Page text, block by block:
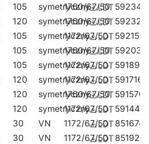
105 symetryczny
1760/67/50 592348
120 symetryczny
1760/67/50 592324
105 symetryczny
1172/67/50
592157
105 symetryczny
1760/67/50 592034
105 symetryczny
1172/67/50
591891
120 symetryczny
1172/67/50
591716
120 symetryczny
1760/67/50 591570
120 symetryczny
1172/67/50
591440
30 VN 1172/67/50
851674
30 VN 1172/67/50 851926